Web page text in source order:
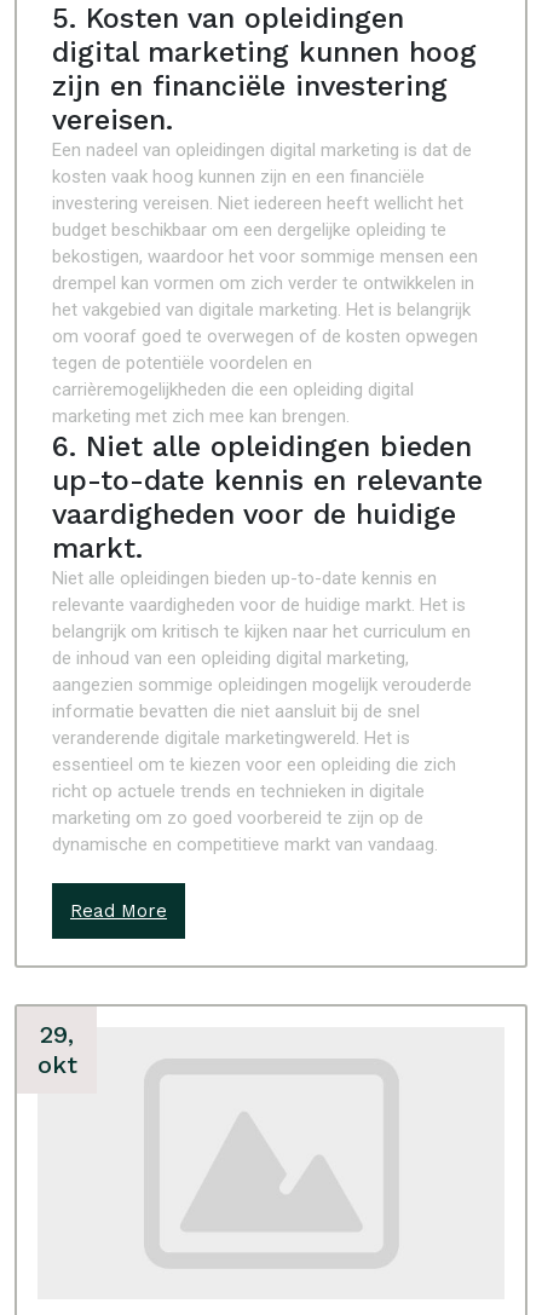
5. Kosten van opleidingen
digital marketing kunnen hoog
zijn en financiële investering
vereisen.
Een nadeel van opleidingen digital marketing is dat de
kosten vaak hoog kunnen zijn en een financiële
investering vereisen. Niet iedereen heeft wellicht het
budget beschikbaar om een dergelijke opleiding te
bekostigen, waardoor het voor sommige mensen een
drempel kan vormen om zich verder te ontwikkelen in
het vakgebied van digitale marketing. Het is belangrijk
om vooraf goed te overwegen of de kosten opwegen
tegen de potentiële voordelen en
carrièremogelijkheden die een opleiding digital
marketing met zich mee kan brengen.
6. Niet alle opleidingen bieden
up-to-date kennis en relevante
vaardigheden voor de huidige
markt.
Niet alle opleidingen bieden up-to-date kennis en
relevante vaardigheden voor de huidige markt. Het is
belangrijk om kritisch te kijken naar het curriculum en
de inhoud van een opleiding digital marketing,
aangezien sommige opleidingen mogelijk verouderde
informatie bevatten die niet aansluit bij de snel
veranderende digitale marketingwereld. Het is
essentieel om te kiezen voor een opleiding die zich
richt op actuele trends en technieken in digitale
marketing om zo goed voorbereid te zijn op de
dynamische en competitieve markt van vandaag.
Read More
29,
okt